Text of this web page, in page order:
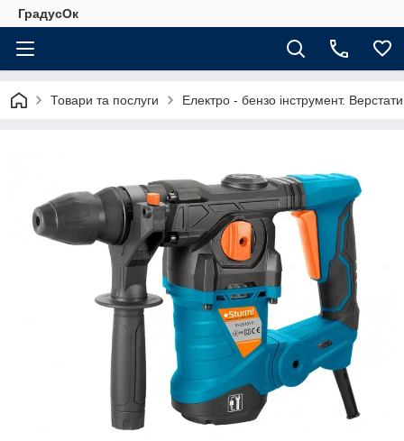
ГрадусОк
Товари та послуги Електро - бензо інструмент. Верстати